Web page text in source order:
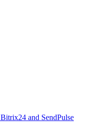
Bitrix24 and SendPulse